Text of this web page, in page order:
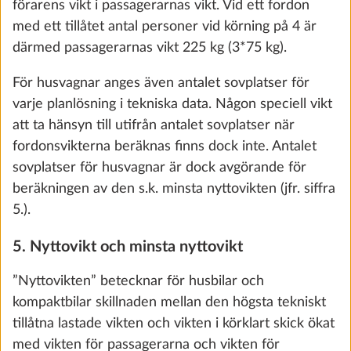
Smart-Trailer-System (fordonsnivellering
Trailer)
0,0 kg
3 750 kr
Lägg till
av extrautrustning, har HOBBY begränsat
installationen av extrautrustning och vi som
tillverkare har definierat en ”högsta vikt för
extrautrustning”.
För husbilar och kompaktbilar räknar man fram
denna genom att från den högsta tekniskt tillåtna
vikten dra av vikten i körklart skick, passagerarnas
vikt och minsta nyttovikt. För husvagnar räknar man
fram den genom att från den högsta tekniskt tillåtna
vikten drar man av vikten i körklart skick och minsta
värde med juridiskt tillåtna toleranser på upp till ± 5
% och om dessa toleranser förekommer, kan det